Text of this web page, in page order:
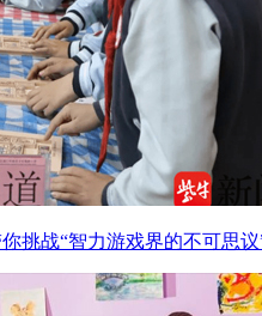
挑战“智力游戏界的不可思议